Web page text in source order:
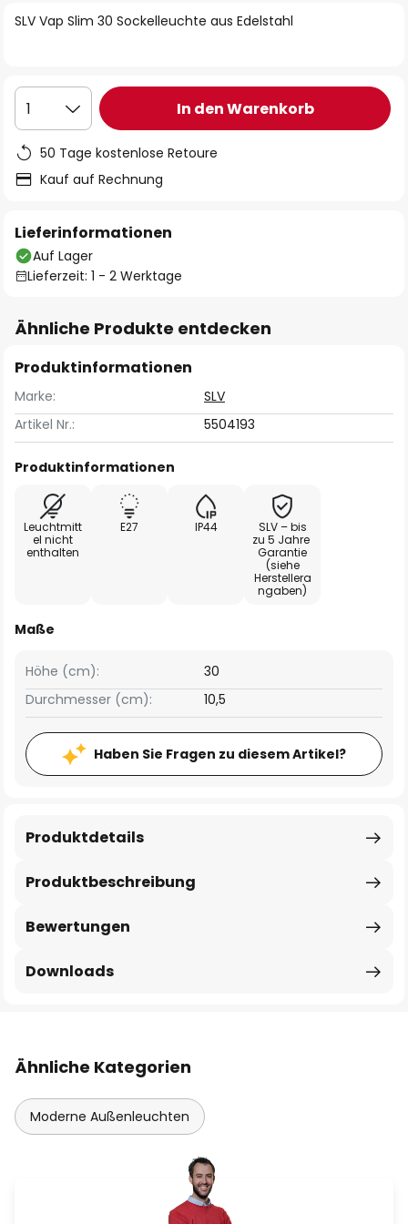
SLV Vap Slim 30 Sockelleuchte aus Edelstahl
1 In den Warenkorb
50 Tage kostenlose Retoure
Kauf auf Rechnung
Lieferinformationen
Auf Lager
Lieferzeit: 1 - 2 Werktage
Ähnliche Produkte entdecken
Produktinformationen
Marke:
SLV
Artikel Nr.:
5504193
Produktinformationen
Leuchtmitt
el nicht
enthalten
E27 IP44
SLV – bis
zu 5 Jahre
Garantie
(siehe
Herstellera
ngaben)
Maße
Höhe (cm):
30
Durchmesser (cm):
10,5
Haben Sie Fragen zu diesem Artikel?
Produktbeschreibung
Produktdetails
Bewertungen
Downloads
Ähnliche Kategorien
Moderne Außenleuchten